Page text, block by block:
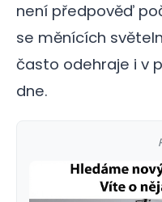
není předpověď
se měnících
často odehraje i v
dne.